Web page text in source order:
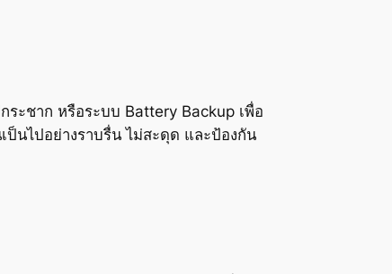
ระชาก หรือระบบ Battery Backup เพื่อ
นไปอย่างราบรื่น ไม่สะดุด และป้องกัน